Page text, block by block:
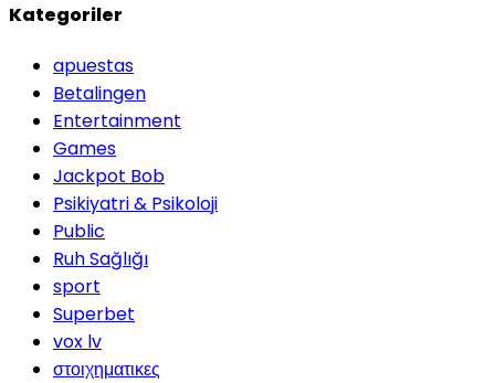
Kategoriler
apuestas
Betalingen
Entertainment
Games
Jackpot Bob
Psikiyatri & Psikoloji
Public
Ruh Sağlığı
sport
Superbet
vox lv
στοιχηματικες